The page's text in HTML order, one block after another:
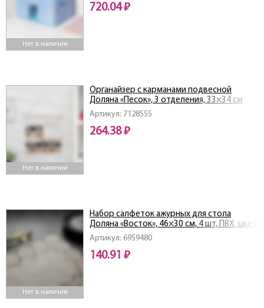
Нет в наличии
720.04 ₽
Нет в наличии
Артикул: 7128555
Органайзер с карманами подвесной
Доляна «Песок», 3 отделения, 33×34 см
264.38 ₽
Нет в наличии
Артикул: 6959480
Набор салфеток ажурных для стола
Доляна «Восток», 46×30 см, 4 шт, ПВХ, цвет
бежевый
140.91 ₽